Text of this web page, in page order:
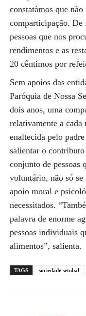
constatámos que
comparticipação. De
pessoas que nos
rendimentos e as
20 cêntimos por
Sem apoios das
Paróquia de Nossa
dois anos, uma
relativamente a cada
enaltecida pelo
salientar o
conjunto de pessoas
voluntário, não só se
apoio moral e
necessitados.
palavra de enorme
pessoas individuais
alimentos”, salienta.
TAGS sociedade setubal